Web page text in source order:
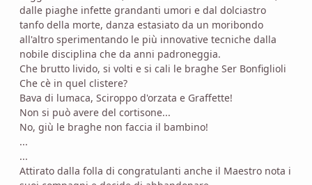
dalle piaghe infette grandanti umori e dal dolciastro
tanfo della morte, danza estasiato da un moribondo
all'altro sperimentando le più innovative tecniche dalla
nobile disciplina che da anni padroneggia.
Che brutto livido, si volti e si cali le braghe Ser Bonfiglioli
Che cè in quel clistere?
Bava di lumaca, Sciroppo d'orzata e Graffette!
Non si può avere del cortisone...
No, giù le braghe non faccia il bambino!
...
...
Attirato dalla folla di congratulanti anche il Maestro nota i